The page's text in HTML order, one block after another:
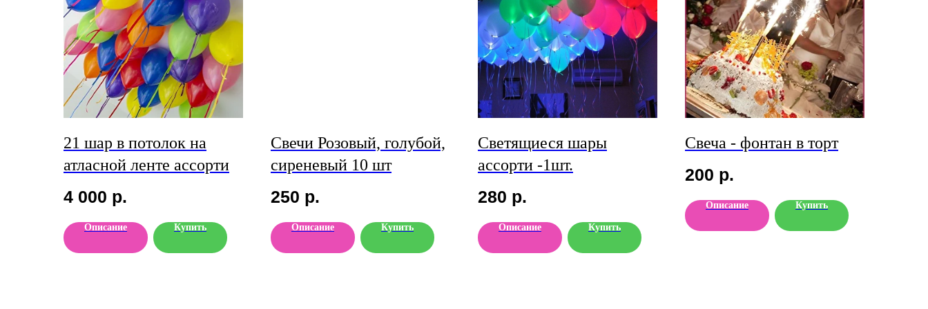
21 шар в потолок на
атласной ленте ассорти
4 000 р.
Описание Купить
Свечи Розовый, голубой,
сиреневый 10 шт
250 р.
Описание Купить
Светящиеся шары
ассорти -1шт.
280 р.
Описание Купить
Свеча - фонтан в торт
200 р.
Описание Купить